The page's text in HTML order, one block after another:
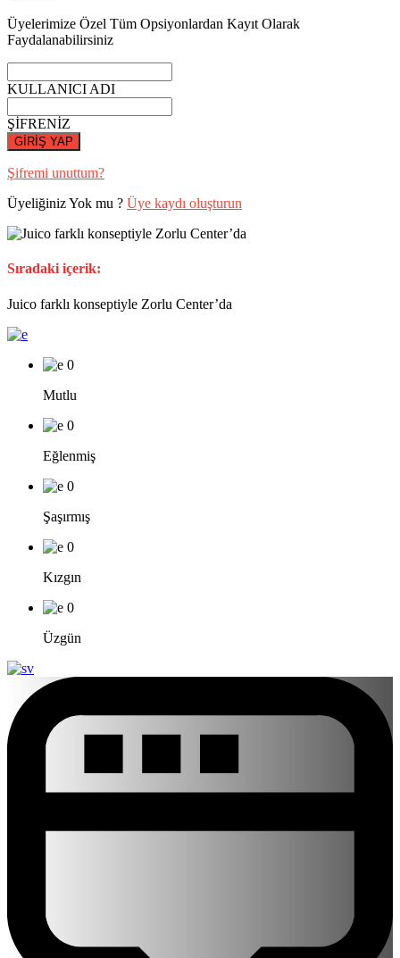
Üyelerimize Özel Tüm Opsiyonlardan Kayıt Olarak
Faydalanabilirsiniz
KULLANICI ADI
ŞİFRENİZ
GİRİŞ YAP
Şifremi unuttum?
Üyeliğiniz Yok mu ? Üye kaydı oluşturun
Sıradaki içerik:
Juico farklı konseptiyle Zorlu Center’da
0
Mutlu
0
Eğlenmiş
0
Şaşırmış
0
Kızgın
0
Üzgün